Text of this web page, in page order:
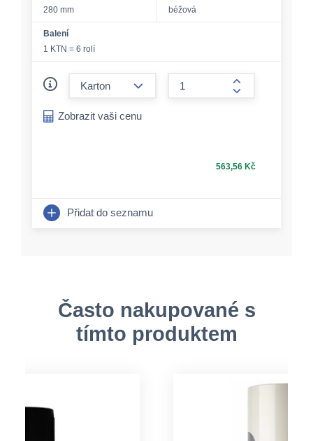
280 mm
béžová
Balení
1 KTN = 6 rolí
form.increase-
Zobrazit vaši cenu
563,56 Kč
Přidat do seznamu
Často nakupované s
tímto produktem